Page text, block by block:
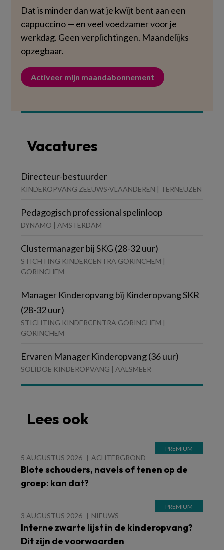
Dat is minder dan wat je kwijt bent aan een
cappuccino — en veel voedzamer voor je
werkdag. Geen verplichtingen. Maandelijks
opzegbaar.
Activeer mijn maandabonnement
Vacatures
Directeur-bestuurder
KINDEROPVANG ZEEUWS-VLAANDEREN | TERNEUZEN
Pedagogisch professional spelinloop
DYNAMO | AMSTERDAM
Clustermanager bij SKG (28-32 uur)
STICHTING KINDERCENTRA GORINCHEM |
GORINCHEM
Manager Kinderopvang bij Kinderopvang SKR
(28-32 uur)
STICHTING KINDERCENTRA GORINCHEM |
GORINCHEM
Ervaren Manager Kinderopvang (36 uur)
SOLIDOE KINDEROPVANG | AALSMEER
Lees ook
5 AUGUSTUS 2026 ACHTERGROND
Blote schouders, navels of tenen op de
groep: kan dat?
3 AUGUSTUS 2026 NIEUWS
Interne zwarte lijst in de kinderopvang?
Dit zijn de voorwaarden